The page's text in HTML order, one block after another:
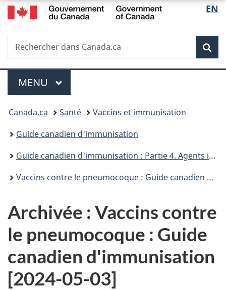
de
la
EN
Recherche
Rechercher
dans
Menu
MENU PRINCIPAL
Vous
êtes
ici :
Canada.ca Santé
Vaccins et immunisation
Guide canadien d'immunisation
Guide canadien d'immunisation : Partie 4. Agents immunisants
Vaccins contre le pneumocoque : Guide canadien d'immunisation
Archivée : Vaccins contre
le pneumocoque : Guide
canadien d'immunisation
[2024-05-03]